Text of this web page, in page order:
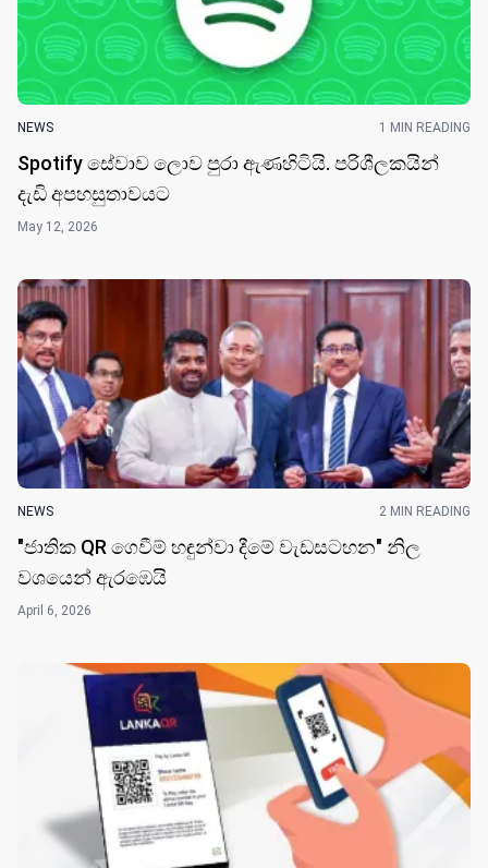
NEWS 1 MIN READING
Spotify සේවාව ලොව පුරා ඇණහිටියි. පරිශීලකයින්
දැඩි අපහසුතාවයට
May 12, 2026
NEWS 2 MIN READING
"ජාතික QR ගෙවීම් හඳුන්වා දීමේ වැඩසටහන" නිල
වශයෙන් ඇරඹෙයි
April 6, 2026